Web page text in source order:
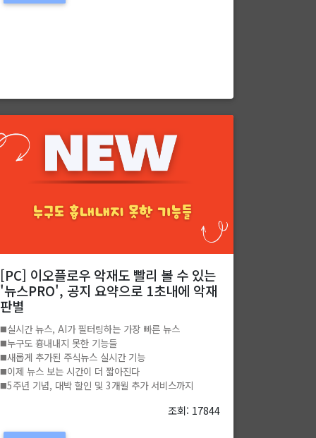
[PC] 이오플로우 악재도 빨리 볼 수 있는
'뉴스PRO', 공지 요약으로 1초내에 악재
판별
◼️실시간 뉴스, AI가 필터링하는 가장 빠른 뉴스
◼️누구도 흉내내지 못한 기능들
◼️새롭게 추가된 주식뉴스 실시간 기능
◼️이제 뉴스 보는 시간이 더 짧아진다
◼️5주년 기념, 대박 할인 및 3개월 추가 서비스까지
조회: 17844